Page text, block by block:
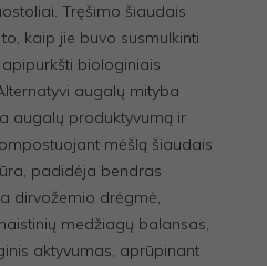
Tręšimo šiaudais
kaip jie buvo susmulkinti
biologiniais
augalų mityba
augalų produktyvumą ir
mėšlą šiaudais
padidėja bendras
dirvožemio drėgmė,
medžiagų balansas,
aktyvumas, aprūpinant